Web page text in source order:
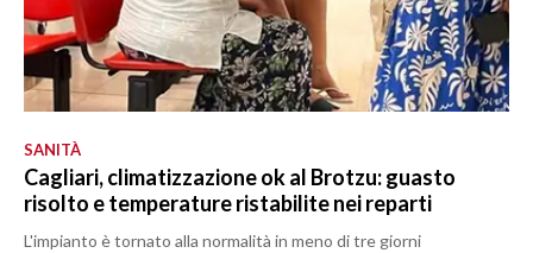
SANITÀ
Cagliari, climatizzazione ok al Brotzu: guasto
risolto e temperature ristabilite nei reparti
L'impianto è tornato alla normalità in meno di tre giorni